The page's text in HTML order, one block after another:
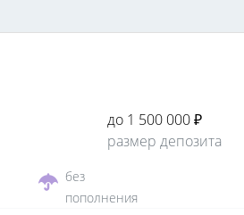
до 1 500 000 ₽
размер депозита
без
пополнения